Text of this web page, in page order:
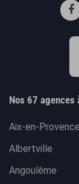
Nos 67 agences
Aix-en-Provence
Albertville
Angoulême